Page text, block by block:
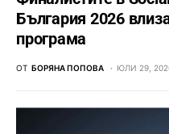
България 2026
програма
ОТ БОРЯНА ПОПОВА ЮЛИ 29,